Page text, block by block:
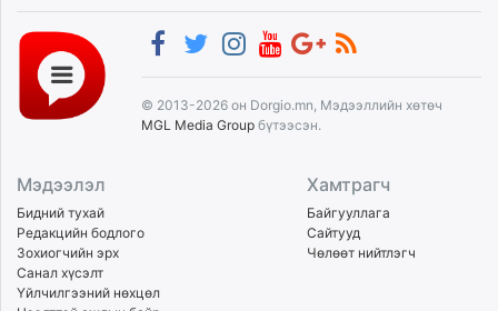
© 2013-2026 он Dorgio.mn, Мэдээллийн хөтөч
MGL Media Group бүтээсэн.
Мэдээлэл
Бидний тухай
Редакцийн бодлого
Зохиогчийн эрх
Санал хүсэлт
Үйлчилгээний нөхцөл
Хамтрагч
Байгууллага
Сайтууд
Чөлөөт нийтлэгч